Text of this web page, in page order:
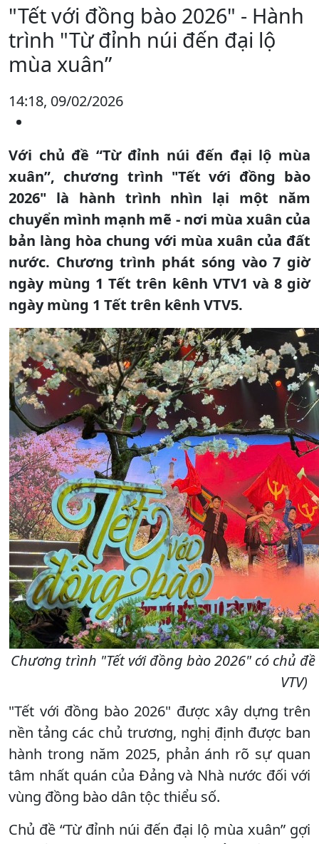
"Tết với đồng bào 2026" - Hành
trình "Từ đỉnh núi đến đại lộ
mùa xuân”
14:18, 09/02/2026
Với chủ đề “Từ đỉnh núi đến đại lộ mùa
xuân”, chương trình "Tết với đồng bào
2026" là hành trình nhìn lại một năm
chuyển mình mạnh mẽ - nơi mùa xuân của
bản làng hòa chung với mùa xuân của đất
nước. Chương trình phát sóng vào 7 giờ
ngày mùng 1 Tết trên kênh VTV1 và 8 giờ
ngày mùng 1 Tết trên kênh VTV5.
Chương trình "Tết với đồng bào 2026" có chủ
VTV)
"Tết với đồng bào 2026" được xây dựng trên
nền tảng các chủ trương, nghị định được ban
hành trong năm 2025, phản ánh rõ sự quan
tâm nhất quán của Đảng và Nhà nước đối với
vùng đồng bào dân tộc thiểu số.
Chủ đề “Từ đỉnh núi đến đại lộ mùa xuân” gợi